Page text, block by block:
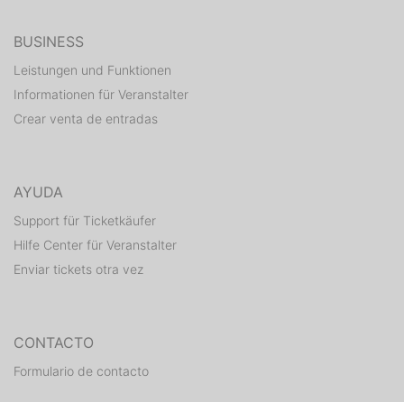
BUSINESS
Leistungen und Funktionen
Informationen für Veranstalter
Crear venta de entradas
AYUDA
Support für Ticketkäufer
Hilfe Center für Veranstalter
Enviar tickets otra vez
CONTACTO
Formulario de contacto